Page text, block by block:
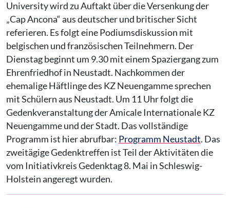
University wird zu Auftakt über die Versenkung der
„Cap Ancona“ aus deutscher und britischer Sicht
referieren. Es folgt eine Podiumsdiskussion mit
belgischen und französischen Teilnehmern. Der
Dienstag beginnt um 9.30 mit einem Spaziergang zum
Ehrenfriedhof in Neustadt. Nachkommen der
ehemalige Häftlinge des KZ Neuengamme sprechen
mit Schülern aus Neustadt. Um 11 Uhr folgt die
Gedenkveranstaltung der Amicale Internationale KZ
Neuengamme und der Stadt. Das vollständige
Programm ist hier abrufbar: Programm Neustadt. Das
zweitägige Gedenktreffen ist Teil der Aktivitäten die
vom Initiativkreis Gedenktag 8. Mai in Schleswig-
Holstein angeregt wurden.